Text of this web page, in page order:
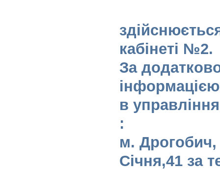
кабінеті №2.
За
в
:
м. Дрогобич,
Січня,41 за